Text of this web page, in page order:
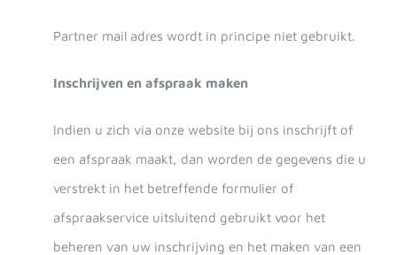
Partner mail adres wordt in principe niet gebruikt.
Inschrijven en afspraak maken
Indien u zich via onze website bij ons inschrijft of
een afspraak maakt, dan worden de gegevens die u
verstrekt in het betreffende formulier of
afspraakservice uitsluitend gebruikt voor het
beheren van uw inschrijving en het maken van een